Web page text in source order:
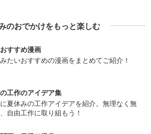
のおでかけをもっと楽しむ
すすめ漫画
たいおすすめの漫画をまとめてご紹介！
工作のアイデア集
夏休みの工作アイデアを紹介。無理なく無
自由工作に取り組もう！